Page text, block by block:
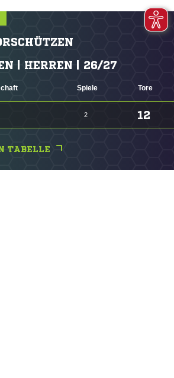
| HERREN | 26/27
Spiele Tore
2 12
TABELLE